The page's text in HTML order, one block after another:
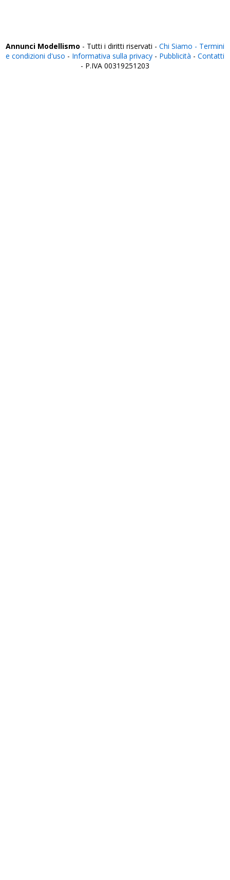
Annunci Modellismo - Tutti i diritti riservati - Chi Siamo - Termini
e condizioni d'uso - Informativa sulla privacy - Pubblicità - Contatti
- P.IVA 00319251203